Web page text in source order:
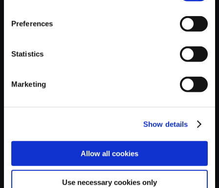
Preferences
Statistics
Marketing
Show details
Allow all cookies
Use necessary cookies only
【単曲】流星のロ
【単曲】ロックマ
ン11 運命の....
【単曲】ドラゴン